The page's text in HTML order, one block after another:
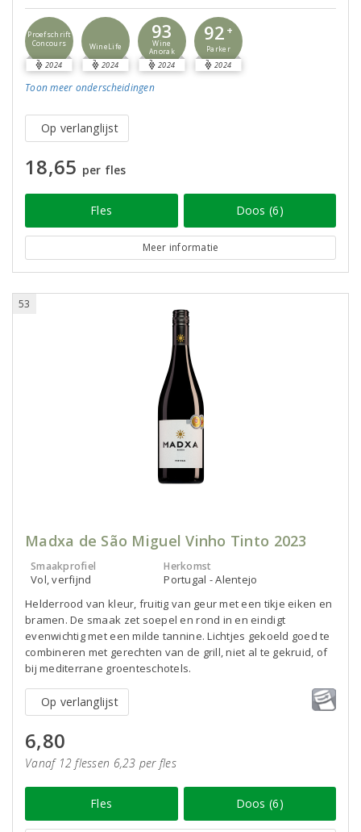
Proefschrift
Concours
2024
WineLife
2024
93
Wine
Anorak
2024
92 +
Parker
2024
Toon meer onderscheidingen
Op verlanglijst
18,65 per fles
Fles Doos (6)
Meer informatie
53
Madxa de São Miguel Vinho Tinto 2023
Smaakprofiel
Vol, verfijnd
Herkomst
Portugal - Alentejo
Helderrood van kleur, fruitig van geur met een tikje eiken en
bramen. De smaak zet soepel en rond in en eindigt
evenwichtig met een milde tannine. Lichtjes gekoeld goed te
combineren met gerechten van de grill, niet al te gekruid, of
bij mediterrane groenteschotels.
Op verlanglijst
6,80
Vanaf 12 flessen 6,23 per fles
Fles Doos (6)